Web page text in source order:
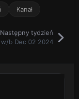
Kanał
Następny tydzień
w/b Dec 02 2024